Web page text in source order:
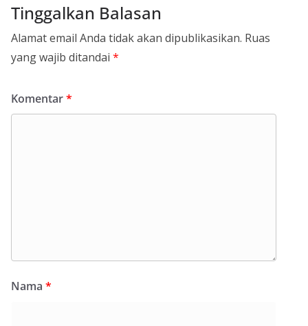
Tinggalkan Balasan
Alamat email Anda tidak akan dipublikasikan. Ruas
yang wajib ditandai *
Komentar*
Nama *